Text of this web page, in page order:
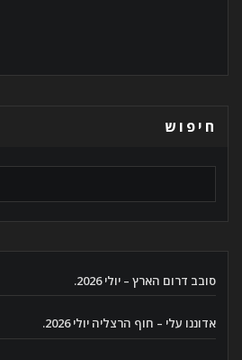
חיפוש
סובב דרום הארץ – יולי 2026.
אדוננו עלי – חוף הרצליה יולי 2026.